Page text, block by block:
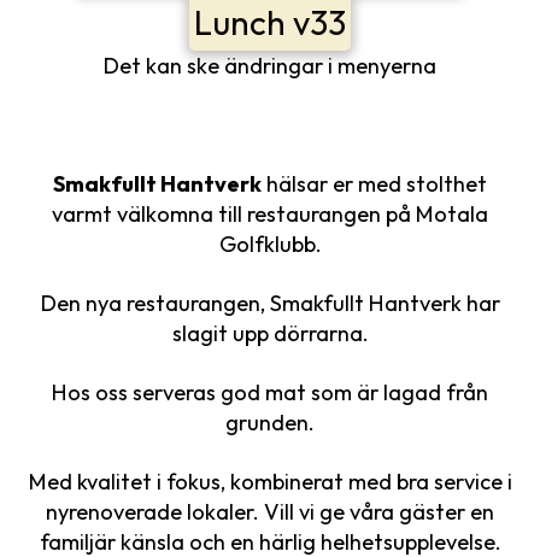
Lunch v33
Det kan ske ändringar i menyerna
Smakfullt Hantverk hälsar er med stolthet
varmt välkomna till restaurangen på Motala
Golfklubb.
Den nya restaurangen, Smakfullt Hantverk har
slagit upp dörrarna.
Hos oss serveras god mat som är lagad från
grunden.
Med kvalitet i fokus, kombinerat med bra service i
nyrenoverade lokaler. Vill vi ge våra gäster en
familjär känsla och en härlig helhetsupplevelse.